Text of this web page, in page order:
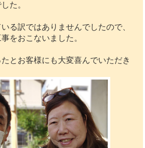
た。
る訳ではありませんでしたので、
をおこないました。
とお客様にも大変喜んでいただき